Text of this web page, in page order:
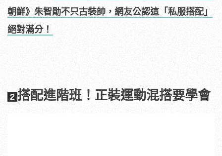
朝鮮》朱智勛不只古裝帥，網友公認這「私服搭配」
絕對滿分！
2 搭配進階班！正裝運動混搭要學會